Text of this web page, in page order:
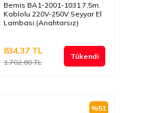
Bemis BA1-2001-1031 7,5m.
Kablolu 220V-250V Seyyar El
Lambası (Anahtarsız)
1.702,80TL
834,37 TL Tükendi
%51